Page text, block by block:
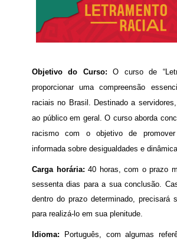
Objetivo do Curso:
O curso de
proporcionar uma compreensão
raciais no Brasil. Destinado a
ao público em geral. O curso aborda
racismo com o objetivo de
informada sobre desigualdades e
Carga horária:40 horas, com o prazo
sessenta dias para a sua conclusão.
dentro do prazo determinado, precisará
para realizá-lo em sua plenitude.
Idioma: Português, com algumas